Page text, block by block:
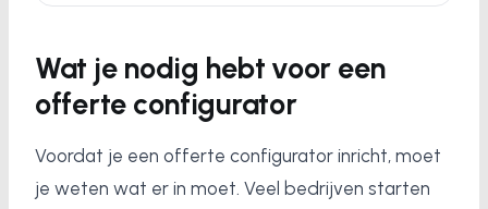
Wat je nodig hebt voor een
offerte configurator
Voordat je een offerte configurator inricht, moet
je weten wat er in moet. Veel bedrijven starten